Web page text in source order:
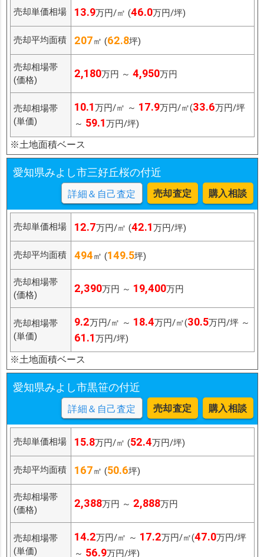
売却単価相場 13.9万円/㎡ (46.0万円/坪)
売却平均面積 207㎡ (62.8坪)
売却相場帯
(価格)
2,180万円 ～ 4,950万円
売却相場帯
(単価)
10.1万円/㎡ ～ 17.9万円/㎡(33.6万円/坪
～ 59.1万円/坪)
※土地面積ベース
愛知県みよし市三好丘桜の付近
詳細＆自己査定 売却査定 購入相談
売却単価相場 12.7万円/㎡ (42.1万円/坪)
売却平均面積 494㎡ (149.5坪)
売却相場帯
(価格)
2,390万円 ～ 19,400万円
売却相場帯
(単価)
9.2万円/㎡ ～ 18.4万円/㎡(30.5万円/坪 ～
61.1万円/坪)
※土地面積ベース
愛知県みよし市黒笹の付近
詳細＆自己査定 売却査定 購入相談
売却単価相場 15.8万円/㎡ (52.4万円/坪)
売却平均面積 167㎡ (50.6坪)
売却相場帯
(価格)
2,388万円 ～ 2,888万円
売却相場帯
(単価)
14.2万円/㎡ ～ 17.2万円/㎡(47.0万円/坪
～ 56.9万円/坪)